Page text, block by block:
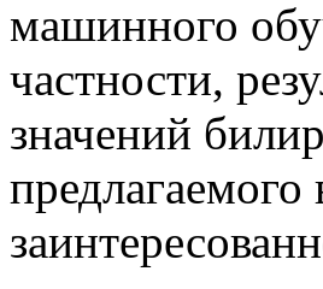
машинного
частности, р
значений